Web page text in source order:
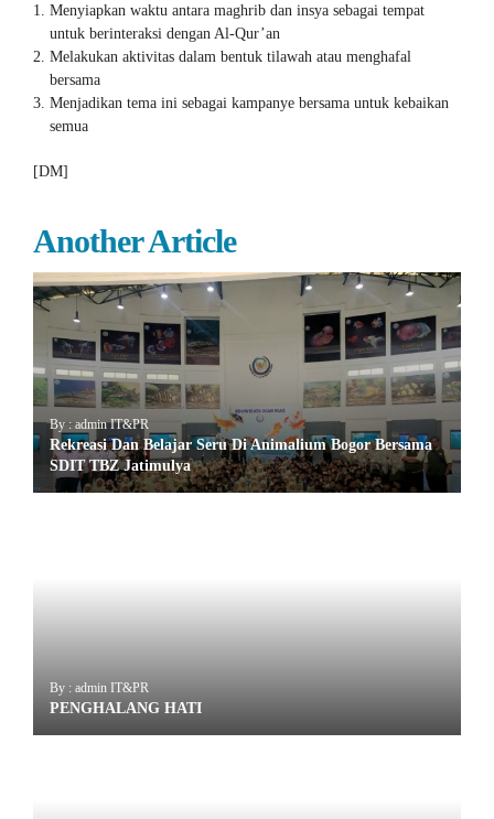
Menyiapkan waktu antara maghrib dan insya sebagai tempat
untuk berinteraksi dengan Al-Qur’an
Melakukan aktivitas dalam bentuk tilawah atau menghafal
bersama
Menjadikan tema ini sebagai kampanye bersama untuk kebaikan
semua
[DM]
Another Article
By : admin IT&PR
Rekreasi Dan Belajar Seru Di Animalium Bogor Bersama
SDIT TBZ Jatimulya
By : admin IT&PR
PENGHALANG HATI